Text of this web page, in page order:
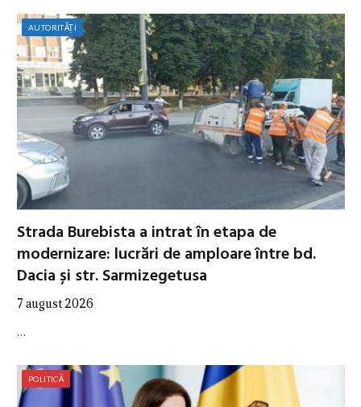
AUTORITĂȚI
Strada Burebista a intrat în etapa de
modernizare: lucrări de amploare între bd.
Dacia și str. Sarmizegetusa
7 august 2026
…
POLITICĂ